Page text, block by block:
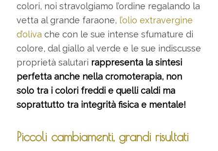
colori, noi stravolgiamo l’ordine regalando la
vetta al grande faraone, l’olio extravergine
d’oliva che con le sue intense sfumature di
colore, dal giallo al verde e le sue indiscusse
proprietà salutari rappresenta la sintesi
perfetta anche nella cromoterapia, non
solo tra i colori freddi e quelli caldi ma
soprattutto tra integrità fisica e mentale!
Piccoli cambiamenti, grandi risultati